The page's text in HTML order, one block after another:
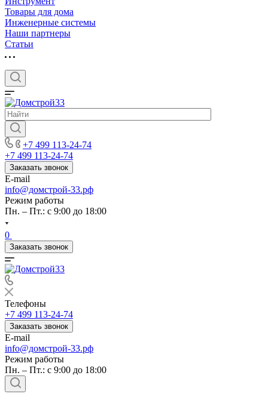
Товары для дома
Инженерные системы
Наши партнеры
Статьи
+7 499 113-24-74
+7 499 113-24-74
Заказать звонок
E-mail
info@домстрой-33.рф
Режим работы
Пн. – Пт.: с 9:00 до 18:00
0
Заказать звонок
Телефоны
+7 499 113-24-74
Заказать звонок
E-mail
info@домстрой-33.рф
Режим работы
Пн. – Пт.: с 9:00 до 18:00